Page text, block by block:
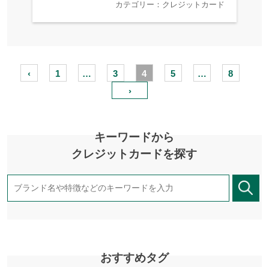
カテゴリー：クレジットカード
‹ 1 … 3 4 5 …
8
›
キーワードから
クレジットカードを探す
おすすめタグ